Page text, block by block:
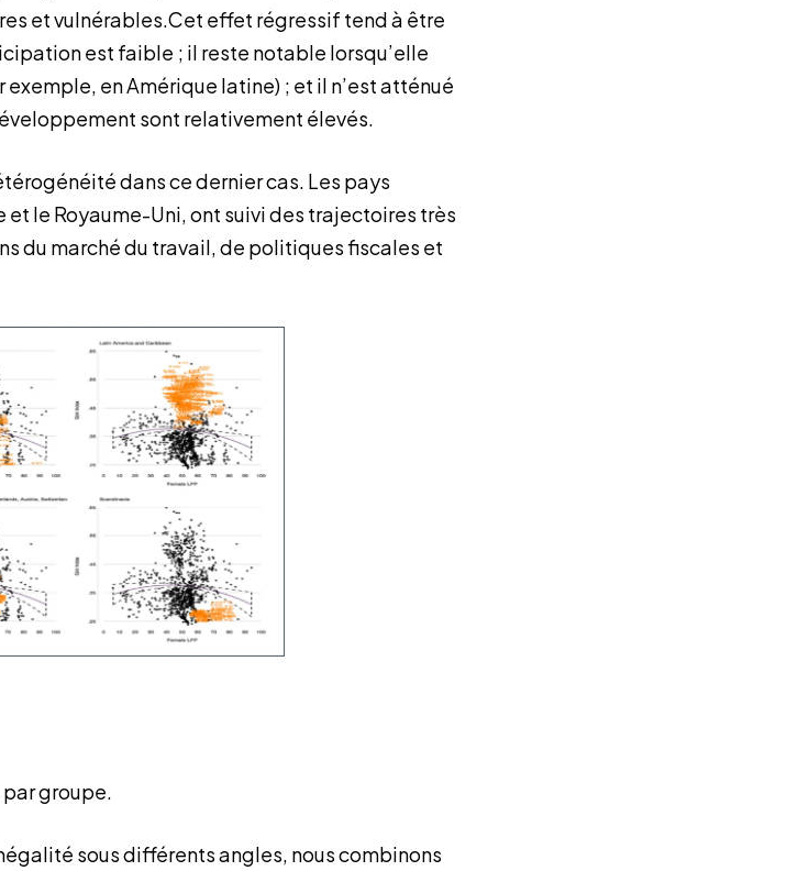
et vulnérables.Cet effet régressif tend à être
est faible ; il reste notable lorsqu’elle
en Amérique latine) ; et il n’est atténué
sont relativement élevés.
dans ce dernier cas. Les pays
le Royaume-Uni, ont suivi des trajectoires très
du marché du travail, de politiques fiscales et
par groupe.
sous différents angles, nous combinons